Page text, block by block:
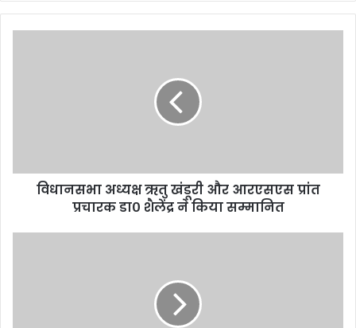
विधानसभा अध्यक्ष ऋतु खंडूरी और आरएसएस प्रांत
प्रचारक डा० शैलेंद्र ने किया सम्मानित